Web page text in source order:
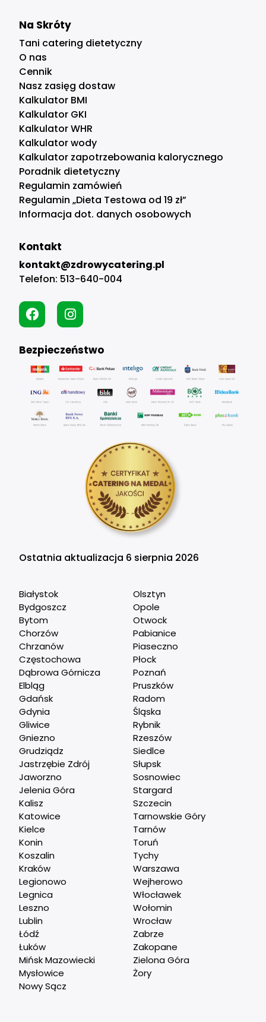
Na Skróty
Tani catering dietetyczny
O nas
Cennik
Nasz zasięg dostaw
Kalkulator BMI
Kalkulator GKI
Kalkulator WHR
Kalkulator wody
Kalkulator zapotrzebowania kalorycznego
Poradnik dietetyczny
Regulamin zamówień
Regulamin „Dieta Testowa od 19 zł”
Informacja dot. danych osobowych
Kontakt
kontakt@zdrowycatering.pl
Telefon: 513-640-004
Bezpieczeństwo
Ostatnia aktualizacja 6 sierpnia 2026
Białystok
Bydgoszcz
Bytom
Chorzów
Chrzanów
Częstochowa
Dąbrowa Górnicza
Elbląg
Gdańsk
Gdynia
Gliwice
Gniezno
Grudziądz
Jastrzębie Zdrój
Jaworzno
Jelenia Góra
Kalisz
Katowice
Kielce
Konin
Koszalin
Kraków
Legionowo
Legnica
Leszno
Lublin
Łódź
Łuków
Mińsk Mazowiecki
Mysłowice
Nowy Sącz
Olsztyn
Opole
Otwock
Pabianice
Piaseczno
Płock
Poznań
Pruszków
Radom
Śląska
Rybnik
Rzeszów
Siedlce
Słupsk
Sosnowiec
Stargard
Szczecin
Tarnowskie Góry
Tarnów
Toruń
Tychy
Warszawa
Wejherowo
Włocławek
Wołomin
Wrocław
Zabrze
Zakopane
Zielona Góra
Żory